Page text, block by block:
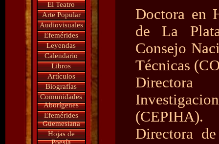
El Teatro
Arte Popular
Audiovisuales
Efemérides
Leyendas
Calendario
Libros
Artículos
Biografías
Comunidades
Aborígenes
Efemérides
Güemesiana
Hojas de
Poesía
Doctora en
de La
Consejo
Técnicas
(CEPIHA).
Directora